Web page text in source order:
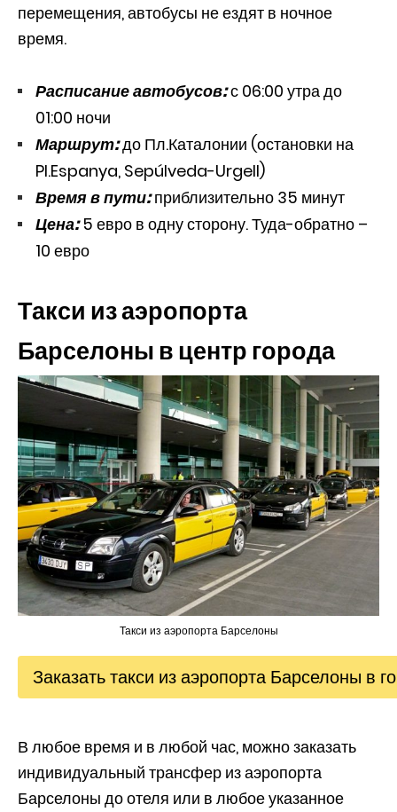
перемещения, автобусы не ездят в ночное
время.
Расписание автобусов:с 06:00 утра до
01:00 ночи
Маршрут:до Пл.Каталонии (остановки на
Pl.Espanya, Sepúlveda-Urgell)
Время в пути:приблизительно 35 минут
Цена:5 евро в одну сторону. Туда-обратно –
10 евро
Такси из аэропорта
Барселоны в центр города
Такси из аэропорта Барселоны
Заказать такси из аэропорта Барселоны в
В любое время и в любой час, можно заказать
индивидуальный трансфер из аэропорта
Барселоны до отеля или в любое указанное